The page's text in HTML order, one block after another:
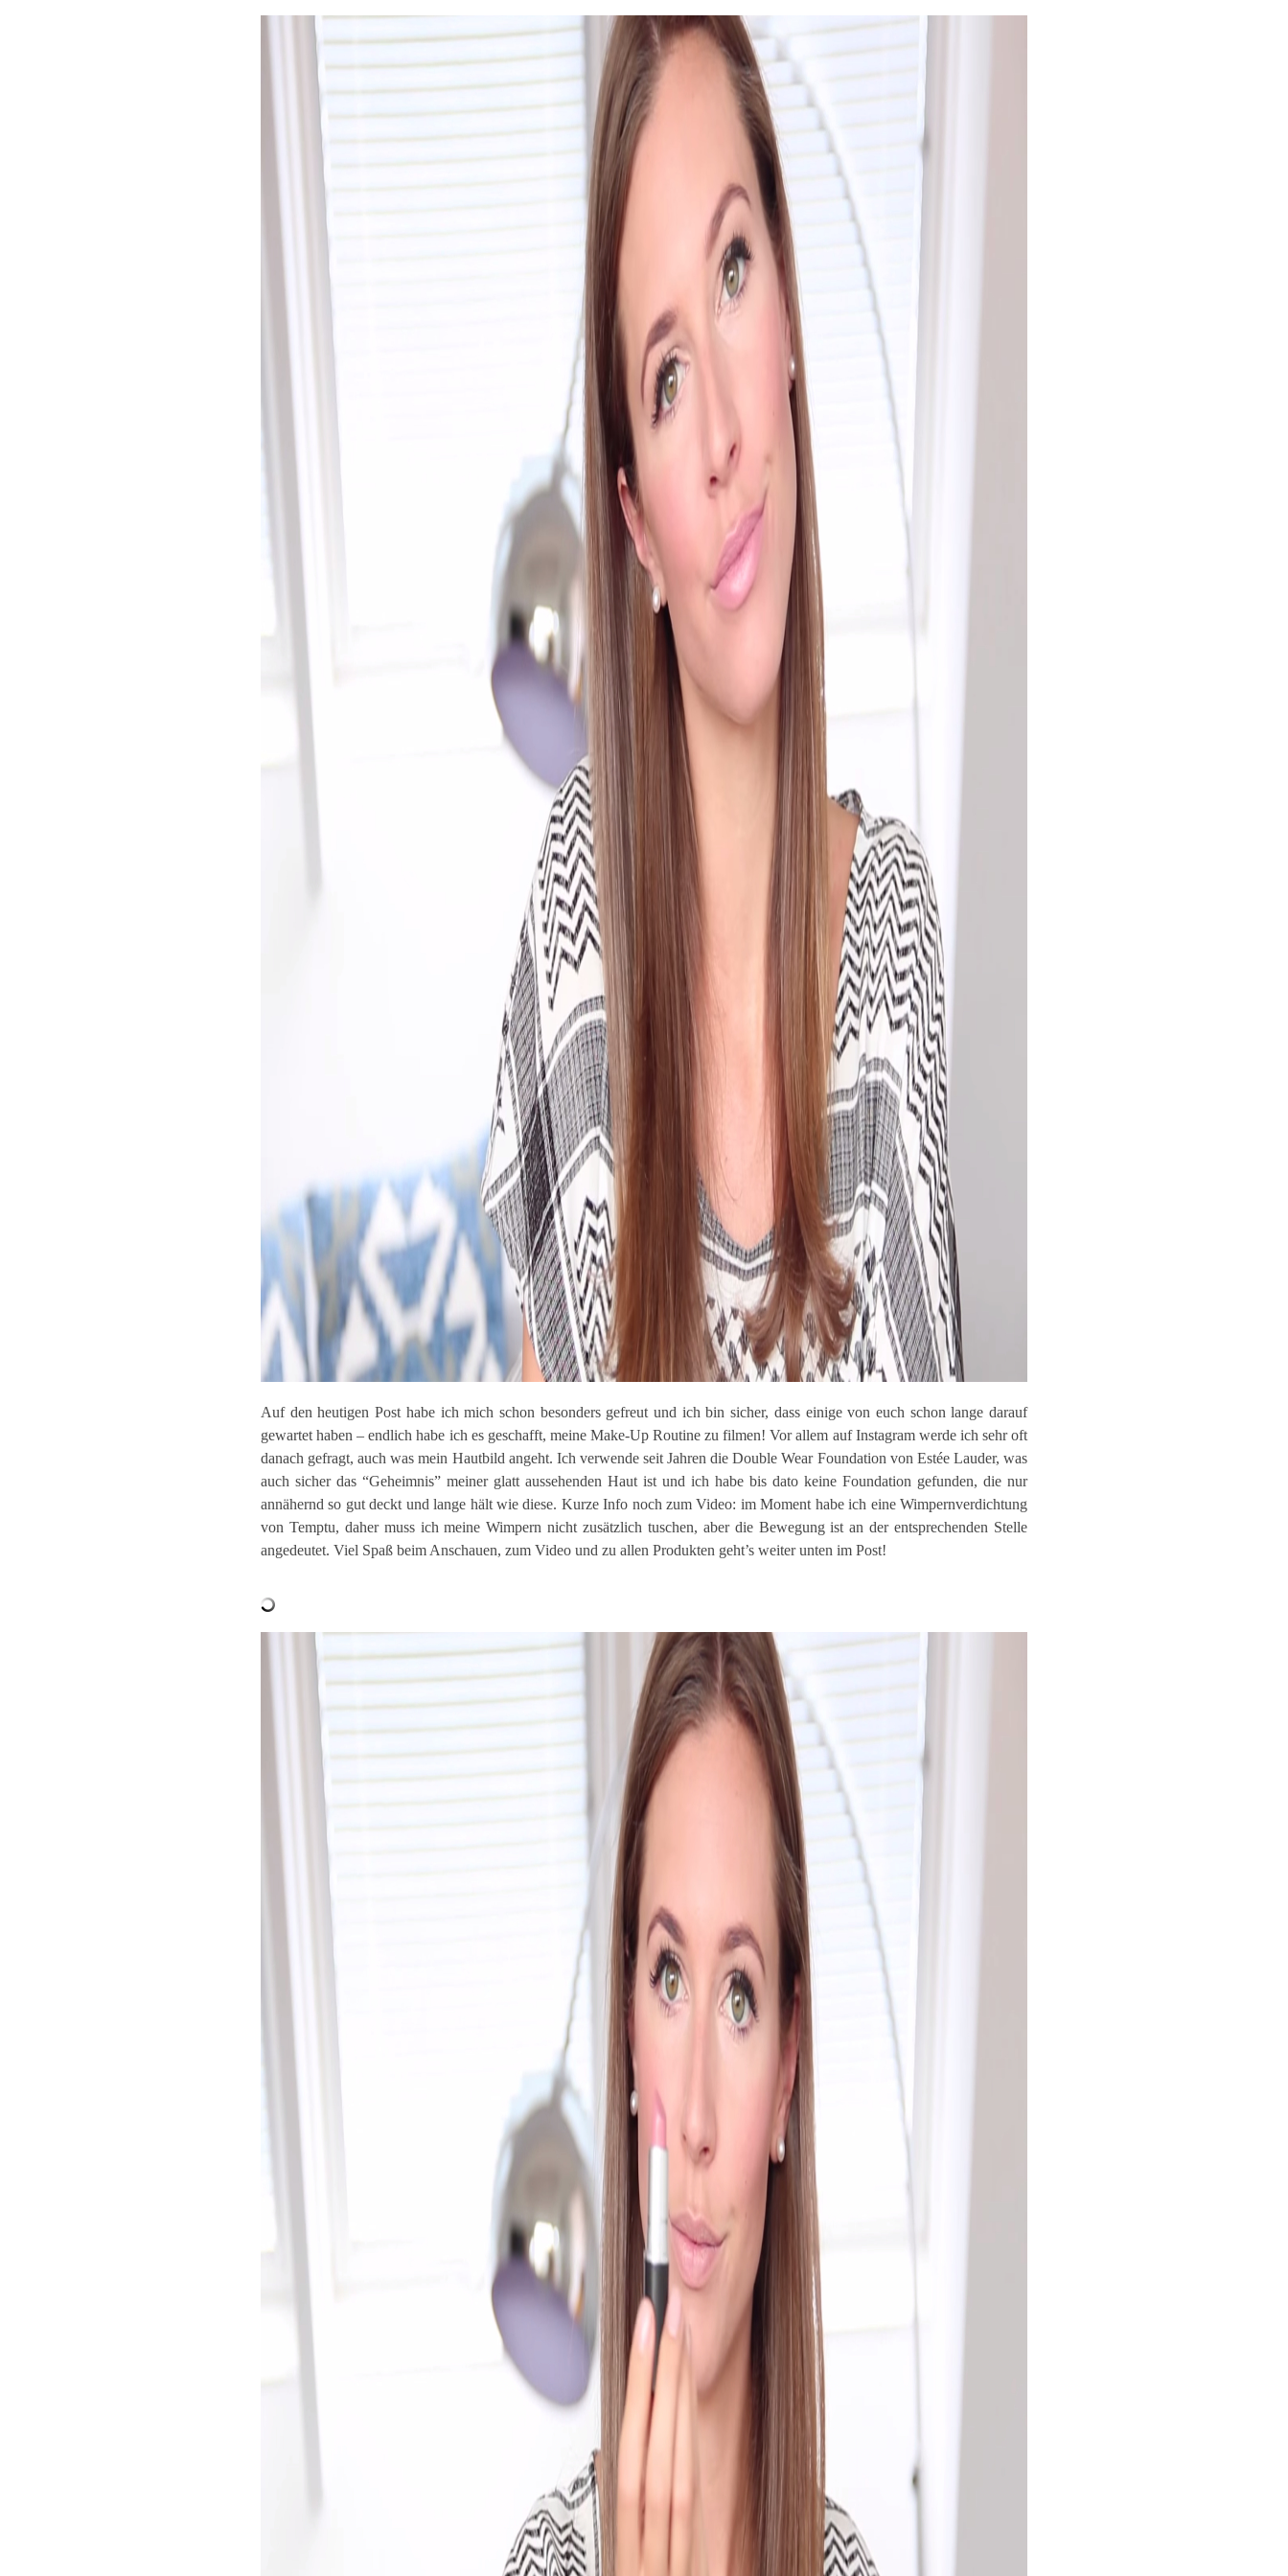
Auf den heutigen Post habe ich mich schon besonders gefreut und ich bin sicher, dass einige von euch schon lange darauf
gewartet haben – endlich habe ich es geschafft, meine Make-Up Routine zu filmen! Vor allem auf Instagram werde ich sehr oft
danach gefragt, auch was mein Hautbild angeht. Ich verwende seit Jahren die Double Wear Foundation von Estée Lauder, was
auch sicher das “Geheimnis” meiner glatt aussehenden Haut ist und ich habe bis dato keine Foundation gefunden, die nur
annähernd so gut deckt und lange hält wie diese. Kurze Info noch zum Video: im Moment habe ich eine Wimpernverdichtung
von Temptu, daher muss ich meine Wimpern nicht zusätzlich tuschen, aber die Bewegung ist an der entsprechenden Stelle
angedeutet. Viel Spaß beim Anschauen, zum Video und zu allen Produkten geht’s weiter unten im Post!